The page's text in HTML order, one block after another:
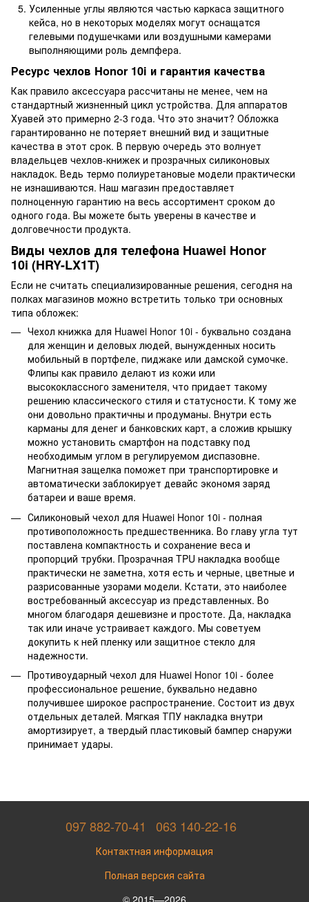
Усиленные углы являются частью каркаса защитного
кейса, но в некоторых моделях могут оснащатся
гелевыми подушечками или воздушными камерами
выполняющими роль демпфера.
Ресурс чехлов Honor 10i и гарантия качества
Как правило аксессуара рассчитаны не менее, чем на
стандартный жизненный цикл устройства. Для аппаратов
Хуавей это примерно 2-3 года. Что это значит? Обложка
гарантированно не потеряет внешний вид и защитные
качества в этот срок. В первую очередь это волнует
владельцев чехлов-книжек и прозрачных силиконовых
накладок. Ведь термо полиуретановые модели практически
не изнашиваются. Наш магазин предоставляет
полноценную гарантию на весь ассортимент сроком до
одного года. Вы можете быть уверены в качестве и
долговечности продукта.
Виды чехлов для телефона Huawei Honor
10i (HRY-LX1T)
Если не считать специализированные решения, сегодня на
полках магазинов можно встретить только три основных
типа обложек:
Чехол книжка для Huawei Honor 10i - буквально создана
для женщин и деловых людей, вынужденных носить
мобильный в портфеле, пиджаке или дамской сумочке.
Флипы как правило делают из кожи или
высококлассного заменителя, что придает такому
решению классического стиля и статусности. К тому же
они довольно практичны и продуманы. Внутри есть
карманы для денег и банковских карт, а сложив крышку
можно установить смартфон на подставку под
необходимым углом в регулируемом диспазовне.
Магнитная защелка поможет при транспортировке и
автоматически заблокирует девайс экономя заряд
батареи и ваше время.
Силиконовый чехол для Huawei Honor 10i - полная
противоположность предшественника. Во главу угла тут
поставлена компактность и сохранение веса и
пропорций трубки. Прозрачная TPU накладка вообще
практически не заметна, хотя есть и черные, цветные и
разрисованные узорами модели. Кстати, это наиболее
востребованный аксессуар из представленных. Во
многом благодаря дешевизне и простоте. Да, накладка
так или иначе устраивает каждого. Мы советуем
докупить к ней пленку или защитное стекло для
надежности.
Противоударный чехол для Huawei Honor 10i - более
профессиональное решение, буквально недавно
получившее широкое распространение. Состоит из двух
отдельных деталей. Мягкая ТПУ накладка внутри
амортизирует, а твердый пластиковый бампер снаружи
принимает удары.
097 882-70-41 063 140-22-16
Контактная информация
Полная версия сайта
© 2015—2026